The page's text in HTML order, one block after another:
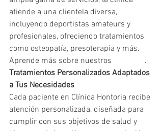
atiende a una clientela diversa,
incluyendo deportistas amateurs y
profesionales, ofreciendo tratamientos
como osteopatía, presoterapia y más.
Aprende más sobre nuestros
.
Tratamientos Personalizados Adaptados
a Tus Necesidades
Cada paciente en Clínica Hontoria recibe
atención personalizada, diseñada para
cumplir con sus objetivos de salud y